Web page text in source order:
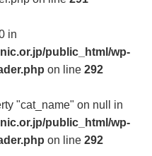
in
public_html/wp-
on line292
"cat_name" on null in
public_html/wp-
on line292